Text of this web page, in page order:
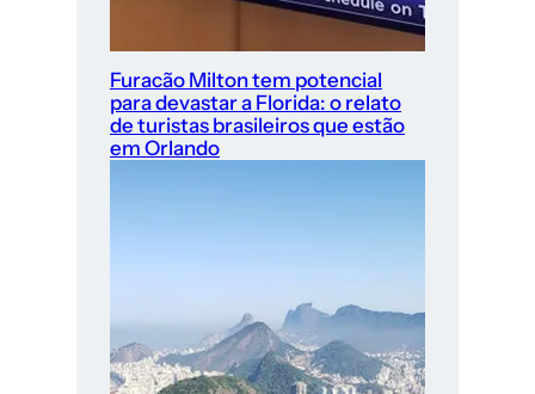
Furacão Milton tem potencial
para devastar a Florida: o relato
de turistas brasileiros que estão
em Orlando